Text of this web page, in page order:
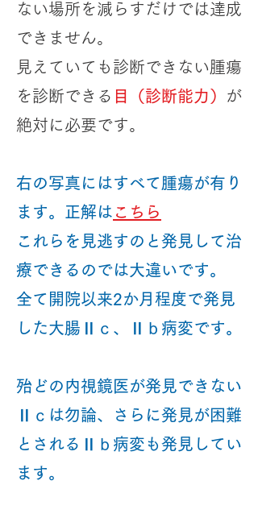
ない場所を減らすだけでは達成
できません。
見えていても診断できない腫瘍
を診断できる 目（診断能力） が
絶対に必要です。
右の写真にはすべて腫瘍が有り
ます。正解は こちら
​これらを見逃すのと発見して治
療できるのでは大違いです。
全て開院以来2か月程度で発見
した大腸Ⅱｃ、Ⅱｂ病変です。
殆どの内視鏡医が発見できない
Ⅱｃは勿論、さらに発見が困難
とされる
​Ⅱｂ病変も発見してい
ます。